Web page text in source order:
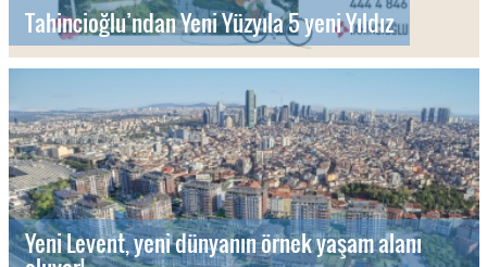
Tahincioğlu’ndan Yeni Yüzyıla 5 yeni Yıldız
Yeni Levent, yeni dünyanın örnek yaşam alanı